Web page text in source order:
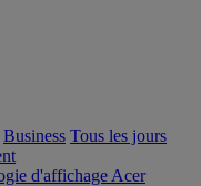
Business Tous les jours
d'affichage Acer